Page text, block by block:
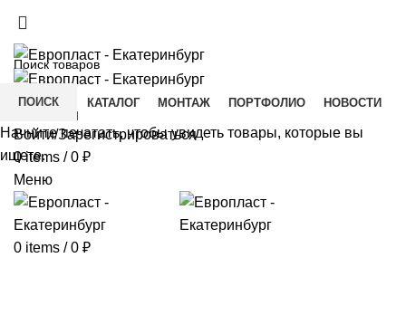
ГЛАВНАЯ КАТАЛОГ МОНТАЖ ПОРТФОЛИО
НОВОСТИ
КОНТАКТЫ
Войти/Зарегистрироваться
0items / 0 ₽
Меню
0 items / 0 ₽
ПОИСК
Начните печатать, чтобы увидеть товары, которые вы
ищете.